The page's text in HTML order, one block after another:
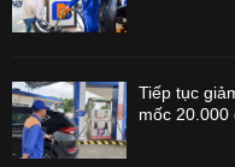
Tiếp tục
mốc 20.000